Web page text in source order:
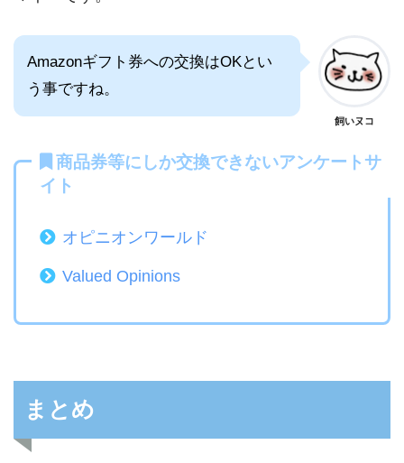
Amazonギフト券への交換はOKとい
う事ですね。
飼いヌコ
商品券等にしか交換できないアンケートサ
イト
オピニオンワールド
Valued Opinions
まとめ